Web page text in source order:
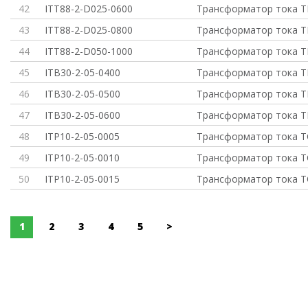
42
ITT88-2-D025-0600
Трансформатор тока
43
ITT88-2-D025-0800
Трансформатор тока
44
ITT88-2-D050-1000
Трансформатор тока
45
ITB30-2-05-0400
Трансформатор тока
46
ITB30-2-05-0500
Трансформатор тока
47
ITB30-2-05-0600
Трансформатор тока
48
ITP10-2-05-0005
Трансформатор тока
49
ITP10-2-05-0010
Трансформатор тока
50
ITP10-2-05-0015 Трансформатор тока
1 2 3 4 5 >